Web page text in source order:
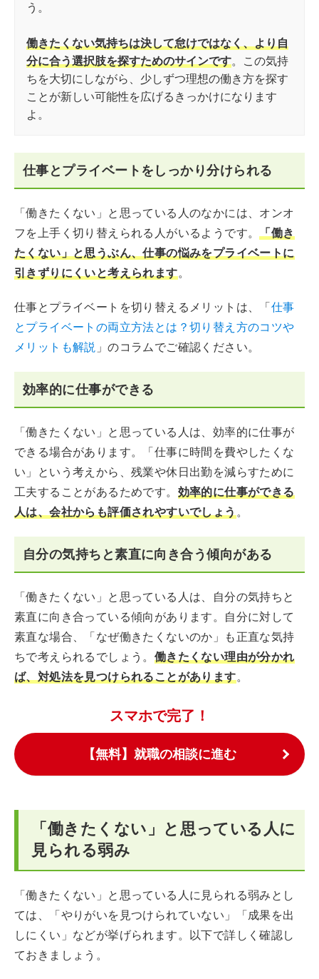
う。
働きたくない気持ちは決して怠けではなく、より自
分に合う選択肢を探すためのサインです。この気持
ちを大切にしながら、少しずつ理想の働き方を探す
ことが新しい可能性を広げるきっかけになります
よ。
仕事とプライベートをしっかり分けられる
「働きたくない」と思っている人のなかには、オンオ
フを上手く切り替えられる人がいるようです。「働き
たくない」と思うぶん、仕事の悩みをプライベートに
引きずりにくいと考えられます。
仕事とプライベートを切り替えるメリットは、「仕事
とプライベートの両立方法とは？切り替え方のコツや
メリットも解説 」のコラムでご確認ください。
効率的に仕事ができる
「働きたくない」と思っている人は、効率的に仕事が
できる場合があります。「仕事に時間を費やしたくな
い」という考えから、残業や休日出勤を減らすために
工夫することがあるためです。 効率的に仕事ができる
人は、会社からも評価されやすいでしょう。
自分の気持ちと素直に向き合う傾向がある
「働きたくない」と思っている人は、自分の気持ちと
素直に向き合っている傾向があります。自分に対して
素直な場合、「なぜ働きたくないのか」も正直な気持
ちで考えられるでしょう。 働きたくない理由が分かれ
ば、対処法を見つけられることがあります。
スマホで完了！
【無料】就職の相談に進む
「働きたくない」と思っている人に
見られる弱み
「働きたくない」と思っている人に見られる弱みとし
ては、「やりがいを見つけられていない」「成果を出
しにくい」などが挙げられます。以下で詳しく確認し
ておきましょう。